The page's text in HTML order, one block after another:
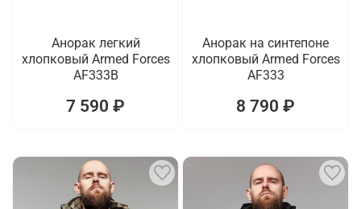
Анорак легкий
хлопковый Armed Forces
AF333B
7 590 ₽
Анорак на синтепоне
хлопковый Armed Forces
AF333
8 790 ₽